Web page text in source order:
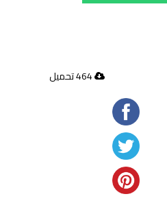
464 تحميل